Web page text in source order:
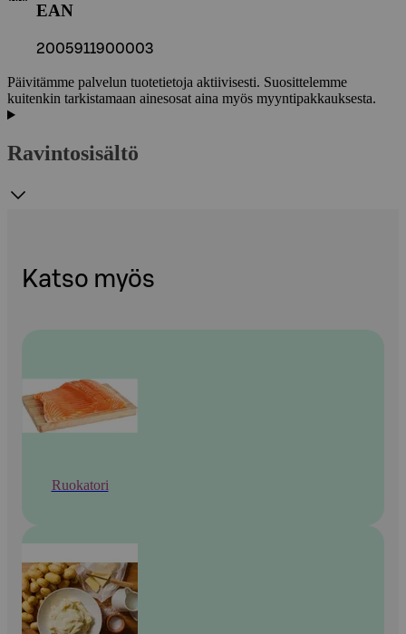
EAN
2005911900003
Päivitämme palvelun tuotetietoja aktiivisesti. Suosittelemme
kuitenkin tarkistamaan ainesosat aina myös myyntipakkauksesta.
Ravintosisältö
Katso myös
Ruokatori